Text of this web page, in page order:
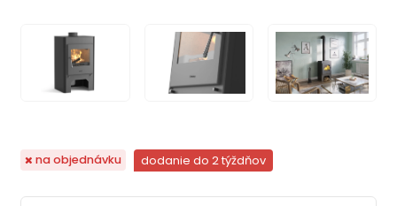
na objednávku dodanie do 2 týždňov